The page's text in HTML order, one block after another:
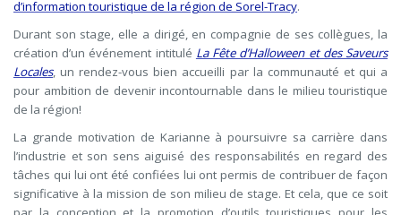
d’information touristique de la région de Sorel-Tracy.
Durant son stage, elle a dirigé, en compagnie de ses collègues, la
création d’un événement intitulé La Fête d’Halloween et des Saveurs
Locales, un rendez-vous bien accueilli par la communauté et qui a
pour ambition de devenir incontournable dans le milieu touristique
de la région!
La grande motivation de Karianne à poursuivre sa carrière dans
l’industrie et son sens aiguisé des responsabilités en regard des
tâches qui lui ont été confiées lui ont permis de contribuer de façon
significative à la mission de son milieu de stage. Et cela, que ce soit